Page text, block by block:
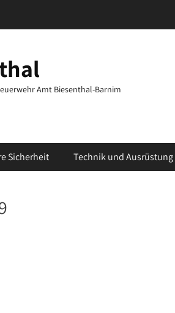
Amt Biesenthal-Barnim
Sicherheit Technik und Ausrüstung